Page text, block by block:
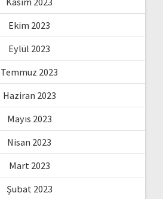
Ekim 2023
Eylül 2023
Temmuz 2023
Haziran 2023
Mayıs 2023
Nisan 2023
Mart 2023
Şubat 2023